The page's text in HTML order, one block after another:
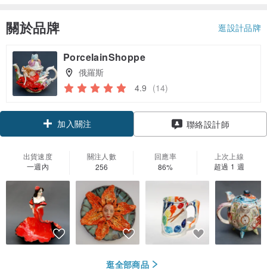
關於品牌 逛設計品牌
PorcelainShoppe
俄羅斯
4.9 (14)
加入關注 聯絡設計師
出貨速度
一週內
關注人數
256
回應率
86%
上次上線
超過 1 週
逛全部商品